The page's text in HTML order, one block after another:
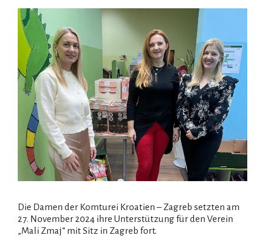
Die Damen der Komturei Kroatien – Zagreb setzten am
27. November 2024 ihre Unterstützung für den Verein
„Mali Zmaj“ mit Sitz in Zagreb fort.